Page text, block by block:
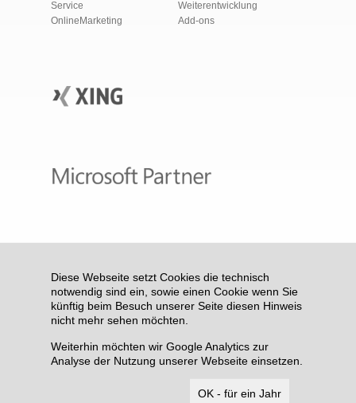
Service
OnlineMarketing
Weiter­ent­wick­lung
Add-ons
Diese Webseite setzt Cookies die technisch
notwendig sind ein, sowie einen Cookie wenn Sie
künftig beim Besuch unserer Seite diesen Hinweis
nicht mehr sehen möchten.
Weiterhin möchten wir Google Analytics zur
Analyse der Nutzung unserer Webseite einsetzen.
OK - für ein Jahr